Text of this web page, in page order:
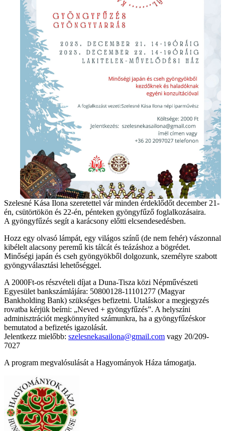
Szelesné Kása Ilona szeretettel vár minden érdeklődőt december 21-
én, csütörtökön és 22-én, pénteken gyöngyfűző foglalkozásaira.
A gyöngyfűzés segít a karácsony előtti elcsendesedésben.
Hozz egy olvasó lámpát, egy világos színű (de nem fehér) vászonnal
kibélelt alacsony peremű kis tálcát és teázáshoz a bögrédet.
Minőségi japán és cseh gyöngyökből dolgozunk, személyre szabott
gyöngyválasztási lehetőséggel.
A 2000Ft-os részvételi díjat a Duna-Tisza közi Népművészeti
Egyesület bankszámlájára: 50800128-11101277 (Magyar
Bankholding Bank) szükséges befizetni. Utaláskor a megjegyzés
rovatba kérjük beírni: „Neved + gyöngyfűzés”. A helyszíni
adminisztrációt megkönnyíted számunkra, ha a gyöngyfűzéskor
bemutatod a befizetés igazolását.
Jelentkezz mielőbb: szelesnekasailona@gmail.com vagy 20/209-
7027
A program megvalósulását a Hagyományok Háza támogatja.